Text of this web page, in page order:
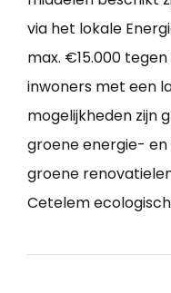
via het lokale
max. €15.000
inwoners met een
mogelijkheden zijn
groene energie- en
groene
Cetelem